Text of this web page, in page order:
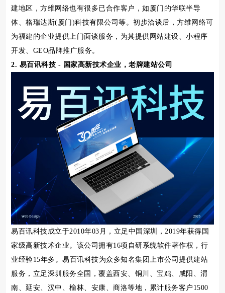
建地区，方维网络也有很多已合作客户，如厦门的华联半导
体、格瑞达斯(厦门)科技有限公司等。初步洽谈后，方维网络可
为福建的企业提供上门面谈服务，为其提供网站建设、小程序
开发、GEO品牌推广服务。
2. 易百讯科技 - 国家高新技术企业，老牌建站公司
易百讯科技成立于2010年03月，立足中国深圳，2019年获得国
家级高新技术企业。该公司拥有16项自研系统软件著作权，行
业经验15年多。易百讯科技为众多知名集团上市公司提供建站
服务，立足深圳服务全国，覆盖西安、铜川、宝鸡、咸阳、渭
南、延安、汉中、榆林、安康、商洛等地，累计服务客户1500